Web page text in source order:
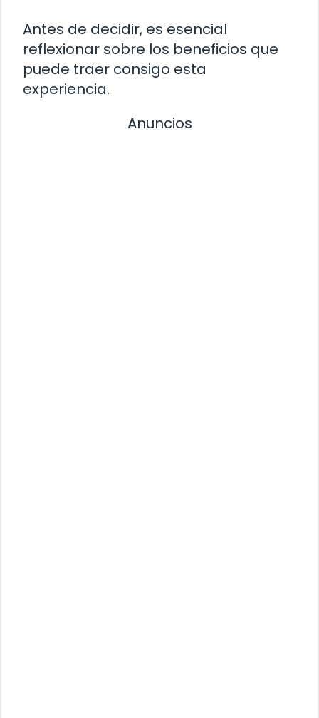
Antes de decidir, es esencial
reflexionar sobre los beneficios que
puede traer consigo esta
experiencia.
Anuncios